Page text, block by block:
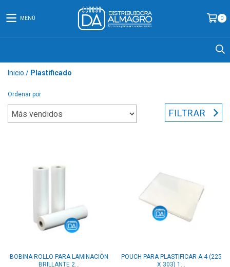
MENÚ 0
Inicio / Plastificado
Ordenar por
FILTRAR
BOBINA ROLLO PARA LAMINACIÓN
BRILLANTE 2...
POUCH PARA PLASTIFICAR A-4 (225
X 303) 1...